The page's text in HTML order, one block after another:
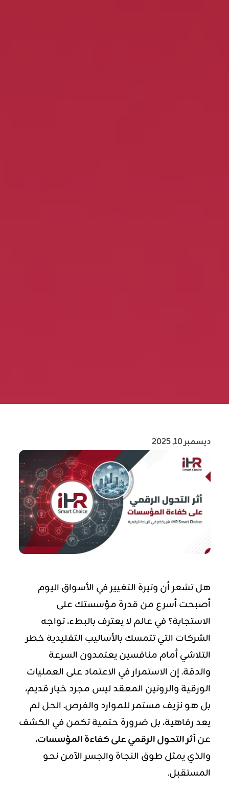
ديسمبر 10, 2025
هل تشعر أن وتيرة التغيير في الأسواق اليوم
أصبحت أسرع من قدرة مؤسستك على
الاستجابة؟ في عالم لا يعترف بالبطء، تواجه
الشركات التي تتمسك بالأساليب التقليدية خطر
التلاشي أمام منافسين يعتمدون السرعة
والدقة. إن الاستمرار في الاعتماد على العمليات
الورقية والروتين المعقد ليس مجرد خيار قديم،
بل هو نزيف مستمر للموارد والفرص. الحل لم
يعد رفاهية، بل ضرورة حتمية تكمن في الكشف
عنأثر التحول الرقمي على كفاءة المؤسسات،
والذي يمثل طوق النجاة والجسر الآمن نحو
المستقبل.